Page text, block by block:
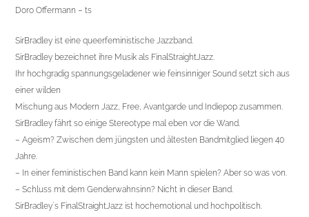
Doro Offermann – ts
SirBradley ist eine queerfeministische Jazzband.
SirBradley bezeichnet ihre Musik als FinalStraightJazz.
Ihr hochgradig spannungsgeladener wie feinsinniger Sound setzt sich aus
einer wilden
Mischung aus Modern Jazz, Free, Avantgarde und Indiepop zusammen.
SirBradley fährt so einige Stereotype mal eben vor die Wand.
– Ageism? Zwischen dem jüngsten und ältesten Bandmitglied liegen 40
Jahre.
– In einer feministischen Band kann kein Mann spielen? Aber so was von.
– Schluss mit dem Genderwahnsinn? Nicht in dieser Band.
SirBradley´s FinalStraightJazz ist hochemotional und hochpolitisch.